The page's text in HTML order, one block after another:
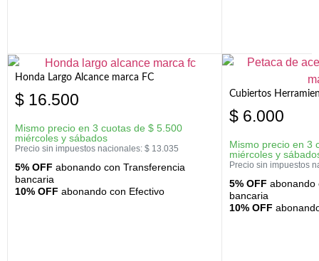
Honda Largo Alcance marca FC
$ 16.500
Mismo precio en 3 cuotas de $ 5.500
miércoles y sábados
Precio sin impuestos nacionales: $ 13.035
5% OFF abonando con Transferencia
bancaria
10% OFF abonando con Efectivo
Cubiertos
$ 6.000
Mismo precio en 3
miércoles y
Precio sin impuestos
5% OFF abonando
bancaria
10% OFF